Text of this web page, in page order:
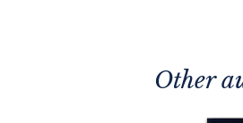
Other